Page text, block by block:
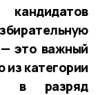
это важный
категории
в разряд